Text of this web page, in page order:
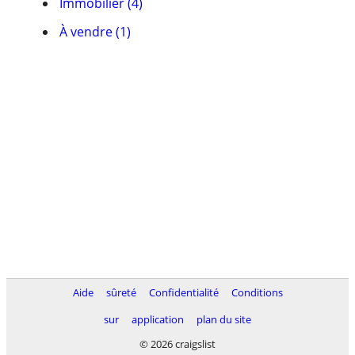
À vendre (1)
Aide sûreté Confidentialité
Conditions
sur
application
plan du site
© 2026 craigslist